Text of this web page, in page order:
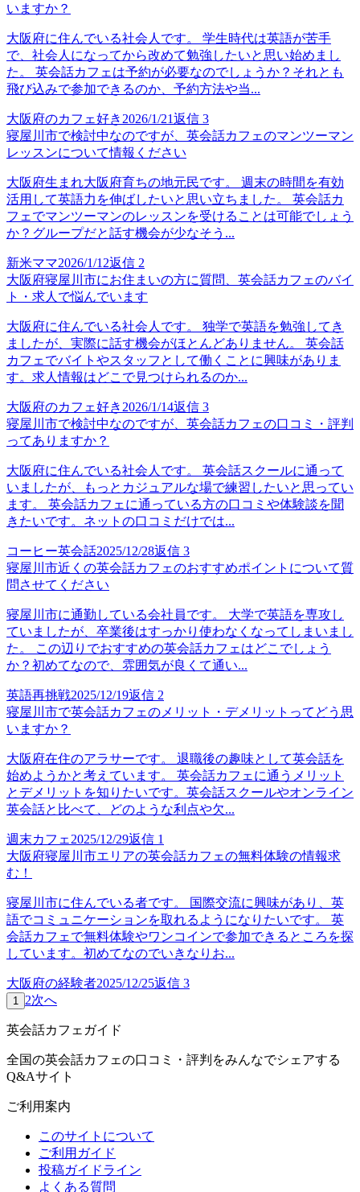
いますか？
大阪府に住んでいる社会人です。 学生時代は英語が苦手
で、社会人になってから改めて勉強したいと思い始めまし
た。 英会話カフェは予約が必要なのでしょうか？それとも
飛び込みで参加できるのか、予約方法や当...
大阪府のカフェ好き 2026/1/21返信 3
寝屋川市で検討中なのですが、英会話カフェのマンツーマン
レッスンについて情報ください
大阪府生まれ大阪府育ちの地元民です。 週末の時間を有効
活用して英語力を伸ばしたいと思い立ちました。 英会話カ
フェでマンツーマンのレッスンを受けることは可能でしょう
か？グループだと話す機会が少なそう...
新米ママ2026/1/12返信 2
大阪府寝屋川市にお住まいの方に質問、英会話カフェのバイ
ト・求人で悩んでいます
大阪府に住んでいる社会人です。 独学で英語を勉強してき
ましたが、実際に話す機会がほとんどありません。 英会話
カフェでバイトやスタッフとして働くことに興味がありま
す。求人情報はどこで見つけられるのか...
大阪府のカフェ好き 2026/1/14返信 3
寝屋川市で検討中なのですが、英会話カフェの口コミ・評判
ってありますか？
大阪府に住んでいる社会人です。 英会話スクールに通って
いましたが、もっとカジュアルな場で練習したいと思ってい
ます。 英会話カフェに通っている方の口コミや体験談を聞
きたいです。ネットの口コミだけでは...
コーヒー英会話2025/12/28返信 3
寝屋川市近くの英会話カフェのおすすめポイントについて質
問させてください
寝屋川市に通勤している会社員です。 大学で英語を専攻し
ていましたが、卒業後はすっかり使わなくなってしまいまし
た。 この辺りでおすすめの英会話カフェはどこでしょう
か？初めてなので、雰囲気が良くて通い...
英語再挑戦2025/12/19返信 2
寝屋川市で英会話カフェのメリット・デメリットってどう思
いますか？
大阪府在住のアラサーです。 退職後の趣味として英会話を
始めようかと考えています。 英会話カフェに通うメリット
とデメリットを知りたいです。英会話スクールやオンライン
英会話と比べて、どのような利点や欠...
週末カフェ 2025/12/29返信 1
大阪府寝屋川市エリアの英会話カフェの無料体験の情報求
む！
寝屋川市に住んでいる者です。 国際交流に興味があり、英
語でコミュニケーションを取れるようになりたいです。 英
会話カフェで無料体験やワンコインで参加できるところを探
しています。初めてなのでいきなりお...
大阪府の経験者2025/12/25返信 3
1 2次へ
英会話カフェガイド
全国の英会話カフェの口コミ・評判をみんなでシェアする
Q&Aサイト
ご利用案内
このサイトについて
ご利用ガイド
投稿ガイドライン
よくある質問